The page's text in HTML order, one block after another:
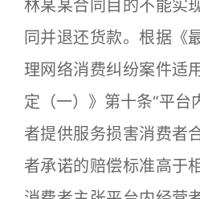
林某某合同目的不能实
同并退还货款。根据《
理网络消费纠纷案件适
定（一）》第十条“平台
者提供服务损害消费者
者承诺的赔偿标准高于